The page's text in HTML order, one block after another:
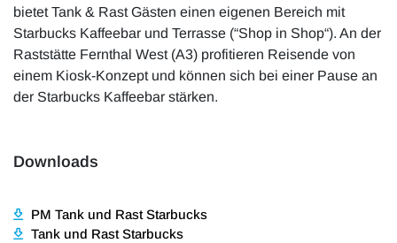
bietet Tank & Rast Gästen einen eigenen Bereich mit
Starbucks Kaffeebar und Terrasse (“Shop in Shop“). An der
Raststätte Fernthal West (A3) profitieren Reisende von
einem Kiosk-Konzept und können sich bei einer Pause an
der Starbucks Kaffeebar stärken.
Downloads
PM Tank und Rast Starbucks
Tank und Rast Starbucks